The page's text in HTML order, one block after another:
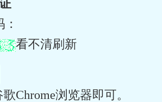
看不清刷新
Chrome浏览器即可。